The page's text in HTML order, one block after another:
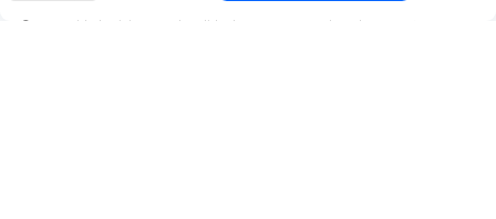
La cantidad mínima en el pedido de compra para el producto es 10.